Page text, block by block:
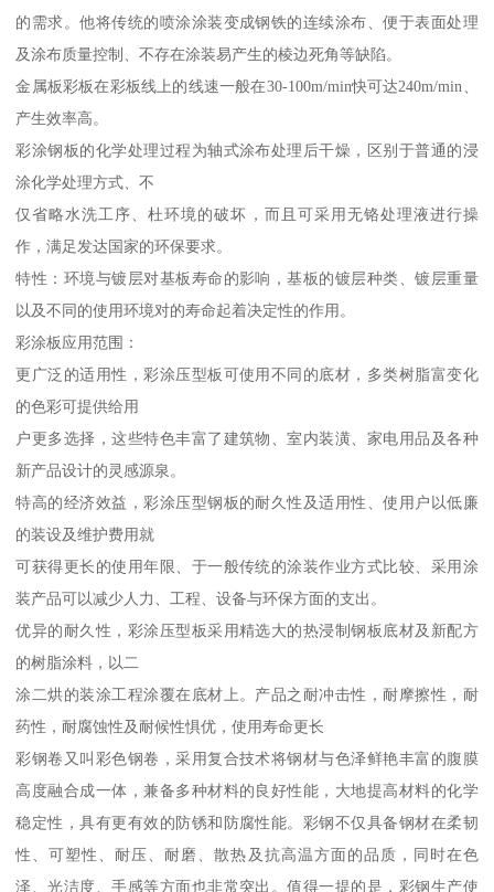
的需求。他将传统的喷涂涂装变成钢铁的连续涂布、便于表面处理
及涂布质量控制、不存在涂装易产生的棱边死角等缺陷。
金属板彩板在彩板线上的线速一般在30-100m/min快可达240m/min、
产生效率高。
彩涂钢板的化学处理过程为轴式涂布处理后干燥，区别于普通的浸
涂化学处理方式、不
仅省略水洗工序、杜环境的破坏，而且可采用无铬处理液进行操
作，满足发达国家的环保要求。
特性：环境与镀层对基板寿命的影响，基板的镀层种类、镀层重量
以及不同的使用环境对的寿命起着决定性的作用。
彩涂板应用范围：
更广泛的适用性，彩涂压型板可使用不同的底材，多类树脂富变化
的色彩可提供给用
户更多选择，这些特色丰富了建筑物、室内装潢、家电用品及各种
新产品设计的灵感源泉。
特高的经济效益，彩涂压型钢板的耐久性及适用性、使用户以低廉
的装设及维护费用就
可获得更长的使用年限、于一般传统的涂装作业方式比较、采用涂
装产品可以减少人力、工程、设备与环保方面的支出。
优异的耐久性，彩涂压型板采用精选大的热浸制钢板底材及新配方
的树脂涂料，以二
涂二烘的装涂工程涂覆在底材上。产品之耐冲击性，耐摩擦性，耐
药性，耐腐蚀性及耐候性惧优，使用寿命更长
彩钢卷又叫彩色钢卷，采用复合技术将钢材与色泽鲜艳丰富的腹膜
高度融合成一体，兼备多种材料的良好性能，大地提高材料的化学
稳定性，具有更有效的防锈和防腐性能。彩钢不仅具备钢材在柔韧
性、可塑性、耐压、耐磨、散热及抗高温方面的品质，同时在色
泽、光洁度、手感等方面也非常突出。值得一提的是，彩钢生产使